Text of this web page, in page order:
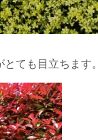
ても目立ちます。